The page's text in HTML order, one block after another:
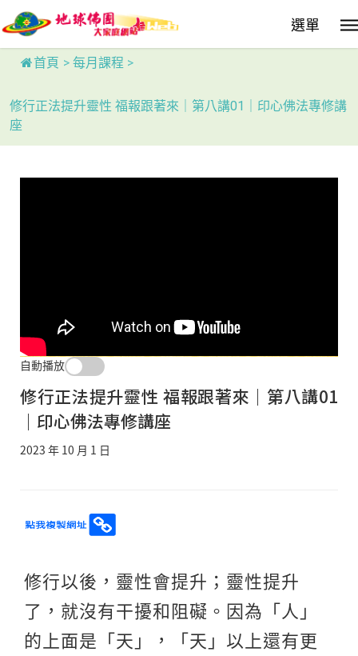
to
main
content
選單
首頁 > 每月課程 >
修行正法提升靈性 福報跟著來｜第八講01｜印心佛法專修講
座
自動播放
修行正法提升靈性 福報跟著來｜第八講01
｜印心佛法專修講座
2023 年 10 月 1 日
修行以後，靈性會提升；靈性提升
了，就沒有干擾和阻礙。因為「人」
的上面是「天」，「天」以上還有更